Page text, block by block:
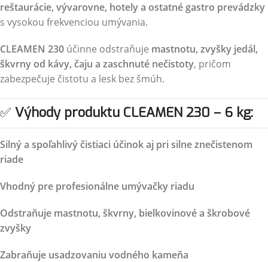
reštaurácie, vývarovne, hotely a ostatné gastro prevádzky
s vysokou frekvenciou umývania.
CLEAMEN 230 účinne odstraňuje mastnotu, zvyšky jedál,
škvrny od kávy, čaju a zaschnuté nečistoty, pričom
zabezpečuje čistotu a lesk bez šmúh.
✅ Výhody produktu CLEAMEN 230 – 6 kg:
Silný a spoľahlivý čistiaci účinok aj pri silne znečistenom
riade
Vhodný pre profesionálne umývačky riadu
Odstraňuje mastnotu, škvrny, bielkovinové a škrobové
zvyšky
Zabraňuje usadzovaniu vodného kameňa